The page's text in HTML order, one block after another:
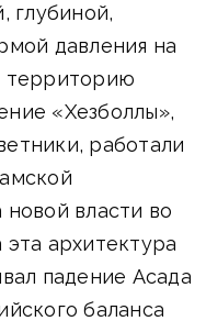
глубиной,
давления на
территорию
«Хезболлы»,
работали
власти во
архитектура
падение Асада
баланса